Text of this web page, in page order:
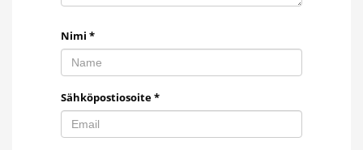
Nimi *
Sähköpostiosoite*